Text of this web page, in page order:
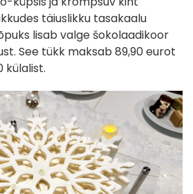
täiuslikku tasakaalu
lisab valge šokolaadikoor
See tükk maksab 89,90 eurot
külalist.